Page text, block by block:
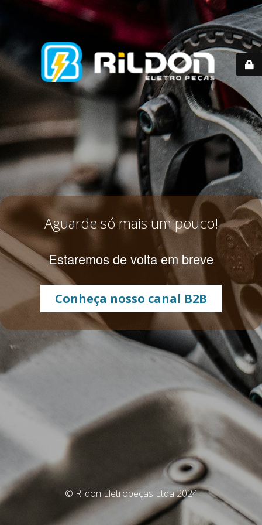
Aguarde só mais um pouco!
Estaremos de volta em breve
Conheça nosso canal B2B
© Rildon Eletropeças Ltda 2024